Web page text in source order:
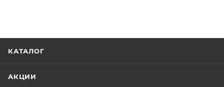
КАТАЛОГ
АКЦИИ